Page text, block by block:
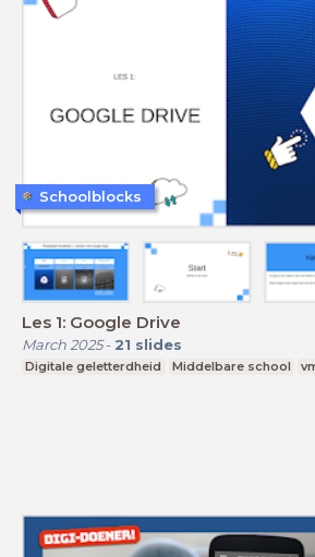
Les 1: Google Drive
March 2025- 21 slides
Digitale geletterdheid Middelbare school
Schoolblocks